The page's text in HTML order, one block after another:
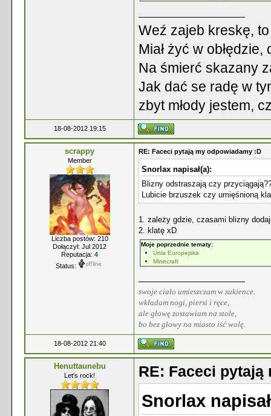
Weź zajeb kreskę,
Miał żyć w
Na śmierć skazany
Jak dać se radę w
zbyt młody jestem,
18-08-2012 19:15
scrappy
Member
Liczba postów: 210
Dołączył: Jul 2012
Reputacja: 4
Status:
RE: Faceci pytają my odpowiadamy :D
Snorlax napisał(a):
Blizny odstraszają czy
Lubicie brzuszek czy umięśnioną
1. zależy gdzie, czasami blizny
2. klatę xD
Moje poprzednie tematy:
Unia Europejska
Minecraft
swoje ciało umieszczam w sukience.
wkładam nogi, piersi i ręce,
ale głowę zostawiam na stole,
bo bez głowy na miasto iść wolę.
18-08-2012 21:40
Henuttaunebu
Let's rock! RE: Faceci pytają
Snorlax